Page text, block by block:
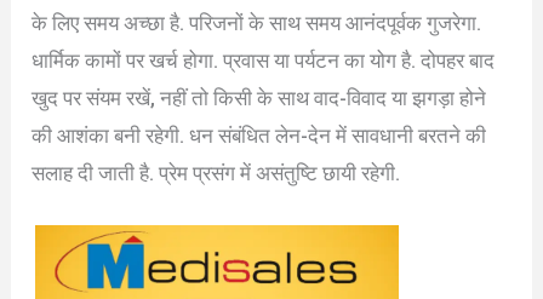
के लिए समय अच्छा है. परिजनों के साथ समय आनंदपूर्वक गुजरेगा.
धार्मिक कामों पर खर्च होगा. प्रवास या पर्यटन का योग है. दोपहर बाद
खुद पर संयम रखें, नहीं तो किसी के साथ वाद-विवाद या झगड़ा होने
की आशंका बनी रहेगी. धन संबंधित लेन-देन में सावधानी बरतने की
सलाह दी जाती है. प्रेम प्रसंग में असंतुष्टि छायी रहेगी.